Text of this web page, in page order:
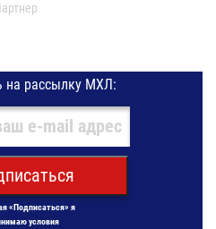
на рассылку МХЛ:
«Подписаться» я
условия